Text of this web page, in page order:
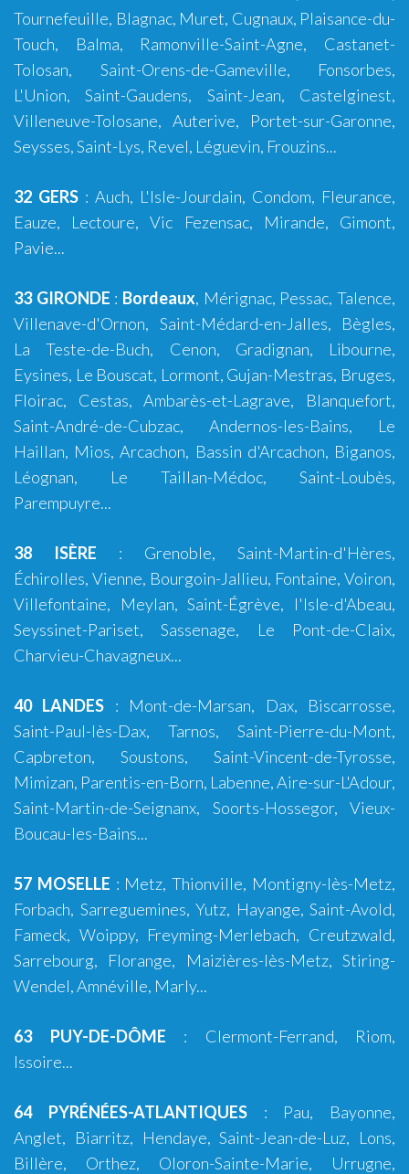
Tournefeuille, Blagnac, Muret, Cugnaux, Plaisance-du-
Touch, Balma, Ramonville-Saint-Agne, Castanet-
Tolosan, Saint-Orens-de-Gameville, Fonsorbes,
L'Union,Saint-Gaudens, Saint-Jean, Castelginest,
Villeneuve-Tolosane, Auterive, Portet-sur-Garonne,
Seysses, Saint-Lys, Revel, Léguevin, Frouzins...
32 GERS : Auch, L'Isle-Jourdain, Condom, Fleurance,
Eauze, Lectoure, Vic Fezensac, Mirande, Gimont,
Pavie...
33 GIRONDE : Bordeaux, Mérignac, Pessac,Talence,
Villenave-d'Ornon, Saint-Médard-en-Jalles, Bègles,
La Teste-de-Buch, Cenon, Gradignan, Libourne,
Eysines, Le Bouscat, Lormont, Gujan-Mestras, Bruges,
Floirac, Cestas,Ambarès-et-Lagrave, Blanquefort,
Saint-André-de-Cubzac, Andernos-les-Bains, Le
Haillan, Mios,Arcachon, Bassin d'Arcachon, Biganos,
Léognan, Le Taillan-Médoc, Saint-Loubès,
Parempuyre...
38 ISÈRE : Grenoble, Saint-Martin-d'Hères,
Échirolles, Vienne, Bourgoin-Jallieu, Fontaine, Voiron,
Villefontaine, Meylan, Saint-Égrève, l'Isle-d'Abeau,
Seyssinet-Pariset, Sassenage, Le Pont-de-Claix,
Charvieu-Chavagneux...
40 LANDES : Mont-de-Marsan, Dax, Biscarrosse,
Saint-Paul-lès-Dax, Tarnos, Saint-Pierre-du-Mont,
Capbreton, Soustons, Saint-Vincent-de-Tyrosse,
Mimizan, Parentis-en-Born, Labenne,Aire-sur-L'Adour,
Saint-Martin-de-Seignanx, Soorts-Hossegor, Vieux-
Boucau-les-Bains...
57 MOSELLE : Metz,Thionville, Montigny-lès-Metz,
Forbach, Sarreguemines, Yutz, Hayange, Saint-Avold,
Fameck, Woippy, Freyming-Merlebach, Creutzwald,
Sarrebourg, Florange, Maizières-lès-Metz, Stiring-
Wendel, Amnéville, Marly...
63 PUY-DE-DÔME : Clermont-Ferrand, Riom,
Issoire...
64 PYRÉNÉES-ATLANTIQUES: Pau, Bayonne,
Anglet, Biarritz, Hendaye,Saint-Jean-de-Luz, Lons,
Billère, Orthez, Oloron-Sainte-Marie, Urrugne,